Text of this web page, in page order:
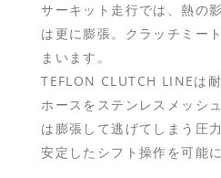
サーキット走行では、熱の
は更に膨張。クラッチミー
まいます。
TEFLON CLUTCH LINEは
ホースをステンレスメッシ
は膨張して逃げてしまう圧
安定したシフト操作を可能に